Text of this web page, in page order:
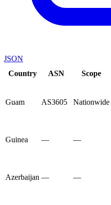
JSON
Country
ASN Scope
Guam AS3605 Nationwide
Guinea — —
Azerbaijan — —